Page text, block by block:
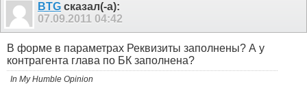
BTG сказал(-а):
07.09.2011 04:42
В форме в параметрах Реквизиты заполнены? А у
контрагента глава по БК заполнена?
In My Humble Opinion